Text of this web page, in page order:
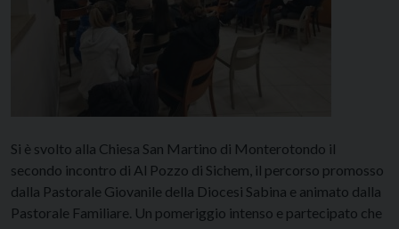
Si è svolto alla Chiesa San Martino di Monterotondo il
secondo incontro di Al Pozzo di Sichem, il percorso promosso
dalla Pastorale Giovanile della Diocesi Sabina e animato dalla
Pastorale Familiare. Un pomeriggio intenso e partecipato che